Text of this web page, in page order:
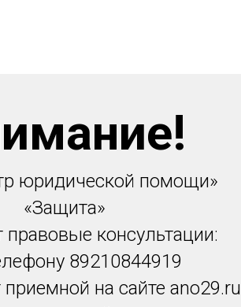
юридической помощи»
«Защита»
правовые консультации:
89210844919
приемной на сайте ano29.ru